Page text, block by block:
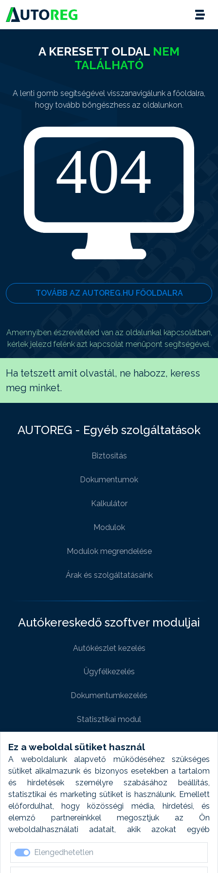
Ez a weboldal sütiket használ
A weboldalunk alapvető működéséhez szükséges
sütiket alkalmazunk és bizonyos esetekben a tartalom
és hirdetések személyre szabásához beállítás,
statisztikai és marketing sütiket is használunk. Emellett
előfordulhat, hogy közösségi média, hirdetési, és
elemző partnereinkkel megosztjuk az Ön
weboldalhasználati adatait, akik azokat egyéb
forrásokból gyűjtött adatokkal kombinálhatják. A sütik
elfogadásával kapcsolatosan naplózást végzünk és
ezen adatokat 6 hónap után automatikusan töröljük. A
Elengedhetetlen
A KERESETT OLDAL NEM
TALÁLHATÓ
A lenti gomb segítségével visszanavigálunk a főoldalra,
hogy tovább böngészhess az oldalunkon.
TOVÁBB AZ AUTOREG.HU FŐOLDALRA
Amennyiben észrevételed van az oldalunkal kapcsolatban,
kérlek jelezd felénk azt kapcsolat menüpont segítségével.
Ha tetszett amit olvastál, ne habozz, keress
meg minket.
AUTOREG - Egyéb szolgáltatások
Biztositás
Dokumentumok
Kalkulátor
Modulok
Modulok megrendelése
Árak és szolgáltatásaink
Autókereskedő szoftver moduljai
Autókészlet kezelés
Ügyfélkezelés
Dokumentumkezelés
Statisztikai modul
Weboldal modul
Fényképtár extra modul
Autómosó modul
Feladatütemezés